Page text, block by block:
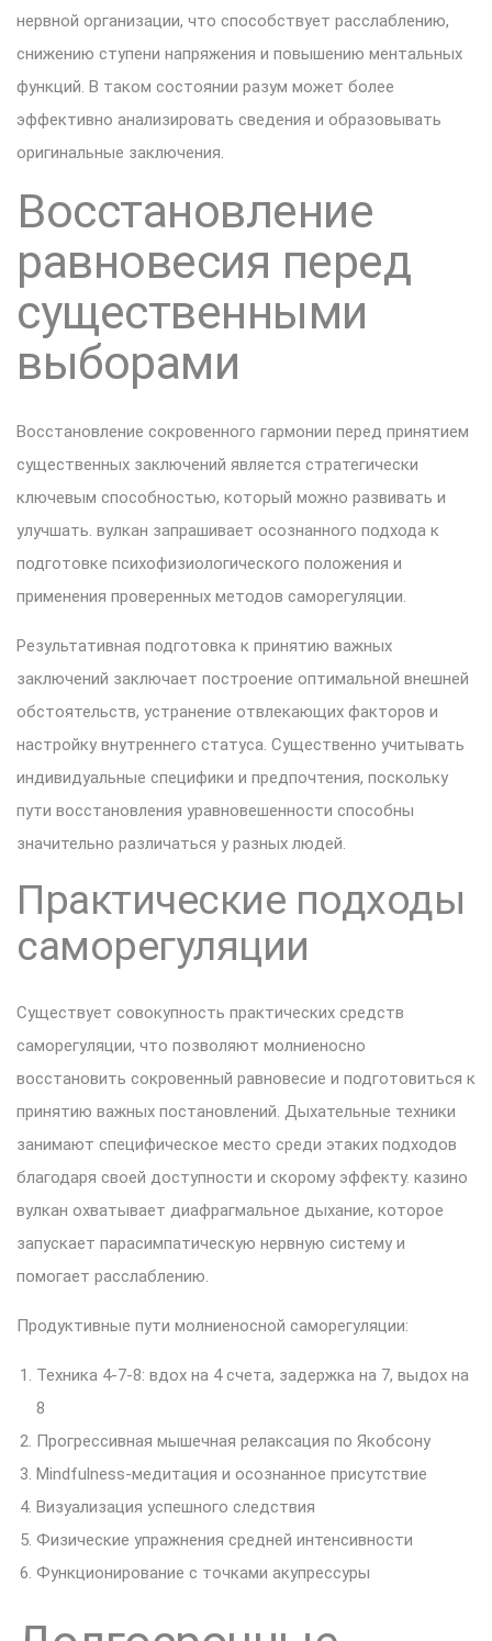
нервной организации, что способствует расслаблению,
снижению ступени напряжения и повышению ментальных
функций. В таком состоянии разум может более
эффективно анализировать сведения и образовывать
оригинальные заключения.
Восстановление
равновесия перед
существенными
выборами
Восстановление сокровенного гармонии перед принятием
существенных заключений является стратегически
ключевым способностью, который можно развивать и
улучшать. вулкан запрашивает осознанного подхода к
подготовке психофизиологического положения и
применения проверенных методов саморегуляции.
Результативная подготовка к принятию важных
заключений заключает построение оптимальной внешней
обстоятельств, устранение отвлекающих факторов и
настройку внутреннего статуса. Существенно учитывать
индивидуальные специфики и предпочтения, поскольку
пути восстановления уравновешенности способны
значительно различаться у разных людей.
Практические подходы
саморегуляции
Существует совокупность практических средств
саморегуляции, что позволяют молниеносно
восстановить сокровенный равновесие и подготовиться к
принятию важных постановлений. Дыхательные техники
занимают специфическое место среди этаких подходов
благодаря своей доступности и скорому эффекту. казино
вулкан охватывает диафрагмальное дыхание, которое
запускает парасимпатическую нервную систему и
помогает расслаблению.
Продуктивные пути молниеносной саморегуляции:
Техника 4-7-8: вдох на 4 счета, задержка на 7, выдох на
8
Прогрессивная мышечная релаксация по Якобсону
Mindfulness-медитация и осознанное присутствие
Визуализация успешного следствия
Физические упражнения средней интенсивности
Функционирование с точками акупрессуры